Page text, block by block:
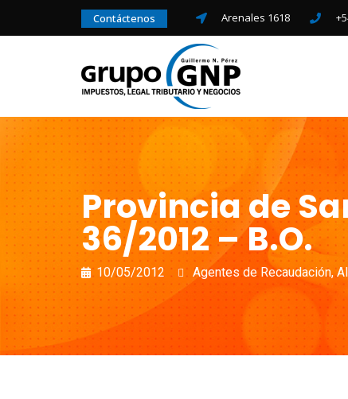
Contáctenos Arenales 1618
Provincia de
36/2012 – B.O.
10/05/2012 Agentes de Recaudación,